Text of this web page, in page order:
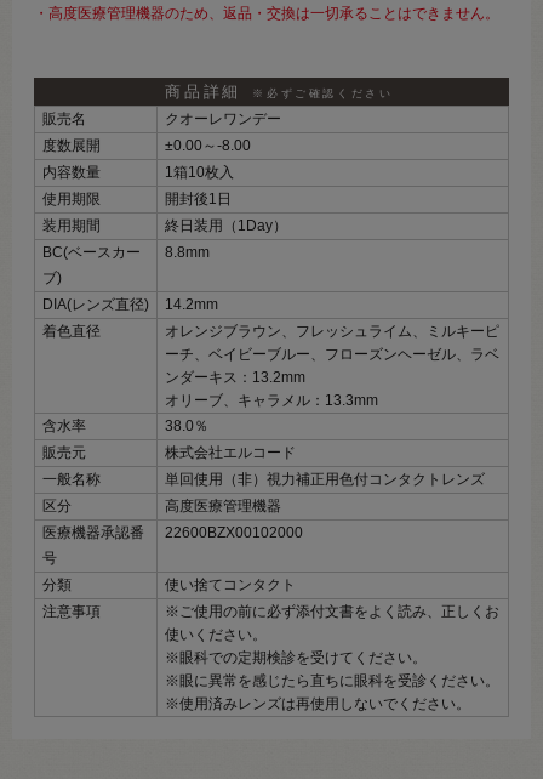
・高度医療管理機器のため、返品・交換は一切承ることはできません。
商品詳細 ※必ずご確認ください
販売名
クオーレワンデー
度数展開
±0.00～‐8.00
内容数量
1箱10枚入
使用期限
開封後1日
装用期間
終日装用（1Day）
BC(ベースカー
ブ)
8.8mm
DIA(レンズ直径)
14.2mm
着色直径
オレンジブラウン、フレッシュライム、ミルキーピ
ーチ、ベイビーブルー、フローズンヘーゼル、ラベ
ンダーキス：13.2mm
オリーブ、キャラメル：13.3mm
含水率
38.0％
販売元
株式会社エルコード
一般名称
単回使用（非）視力補正用色付コンタクトレンズ
区分
高度医療管理機器
医療機器承認番
号
22600BZX00102000
分類
使い捨てコンタクト
注意事項
※ご使用の前に必ず添付文書をよく読み、正しくお
使いください。
※眼科での定期検診を受けてください。
※眼に異常を感じたら直ちに眼科を受診ください。
※使用済みレンズは再使用しないでください。